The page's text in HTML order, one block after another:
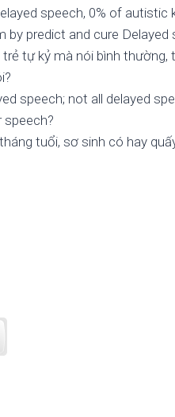
speech, 0% of
by predict and cure Delayed
tự kỷ mà nói bình
speech; not all delayed
speech?
tuổi, sơ sinh có hay